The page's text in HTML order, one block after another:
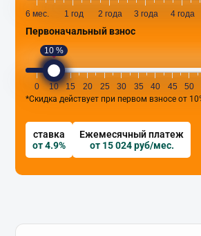
6 мес. 1 год 2 года 3 года 4 года
Первоначальный взнос
10 %
0 10 15 20 25 30 35 40 45 50
*Скидка действует при первом взносе от
ставка
от 4.9%
Ежемесячный платеж
от 15 024 руб/мес.